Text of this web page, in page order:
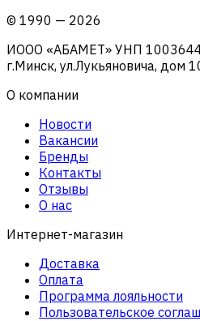
© 1990 — 2026
ИООО «АБАМЕТ» УНП
г.Минск, ул.Лукьяновича, дом
О компании
Новости
Вакансии
Бренды
Контакты
Отзывы
О нас
Интернет-магазин
Доставка
Оплата
Программа лояльности
Пользовательское